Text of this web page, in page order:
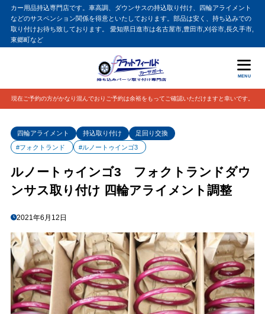
カー用品持込専門店です。車高調、ダウンサスの持込取り付け、四輪アライメント
などのサスペンション関係を得意といたしております。部品は安く、持ち込みでの
取り付けお待ち致しております。 愛知県日進市は名古屋市,豊田市,刈谷市,長久手市,
東郷町など
MENU
現在ご予約の方がかなり混んでおりご予約は余裕をもってご確認いただけますと幸いです。
四輪アライメント 持込取り付け
足回り交換
#フォクトランド
#ルノートゥインゴ3
ルノートゥインゴ3 フォクトランドダウ
ンサス取り付け 四輪アライメント調整
2021年6月12日